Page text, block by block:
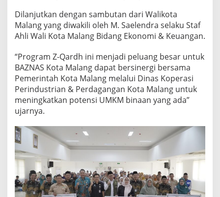
Dilanjutkan dengan sambutan dari Walikota
Malang yang diwakili oleh M. Saelendra selaku Staf
Ahli Wali Kota Malang Bidang Ekonomi & Keuangan.
“Program Z-Qardh ini menjadi peluang besar untuk
BAZNAS Kota Malang dapat bersinergi bersama
Pemerintah Kota Malang melalui Dinas Koperasi
Perindustrian & Perdagangan Kota Malang untuk
meningkatkan potensi UMKM binaan yang ada”
ujarnya.